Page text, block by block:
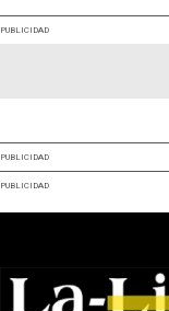
PUBLICIDAD
PUBLICIDAD
PUBLICIDAD